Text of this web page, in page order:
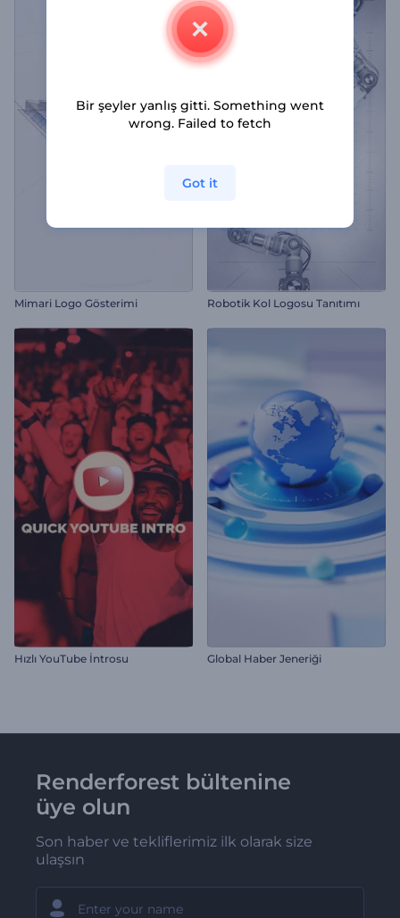
Mimari Logo Gösterimi Robotik Kol Logosu Tanıtımı
Hızlı YouTube İntrosu Global Haber Jeneriği
Renderforest bültenine
üye olun
Son haber ve tekliflerimiz ilk olarak size
ulaşsın
Bir şeyler yanlış gitti. Something went
wrong. Failed to fetch
Got it